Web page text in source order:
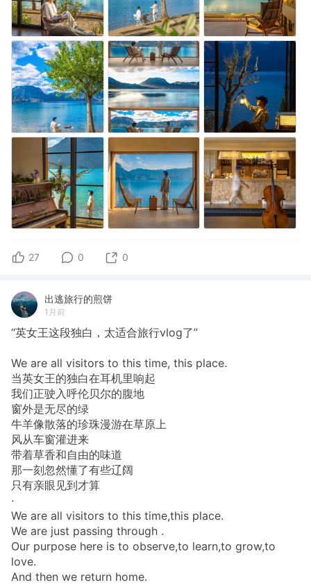
27 0 0
出逃旅行的煎饼
1月前
“英女王这段独白，太适合旅行vlog了”
We are all visitors to this time, this place.
当英女王的独白在耳机里响起
我们正驶入呼伦贝尔的腹地
窗外是无尽的绿
牛羊像散落的珍珠漫游在草原上
风从车窗灌进来
带着草香和自由的味道
那一刻忽然懂了有些辽阔
只有亲眼见到才算
·
We are all visitors to this time,this place.
We are just passing through .
Our purpose here is to observe,to learn,to grow,to
love.
And then we return home.